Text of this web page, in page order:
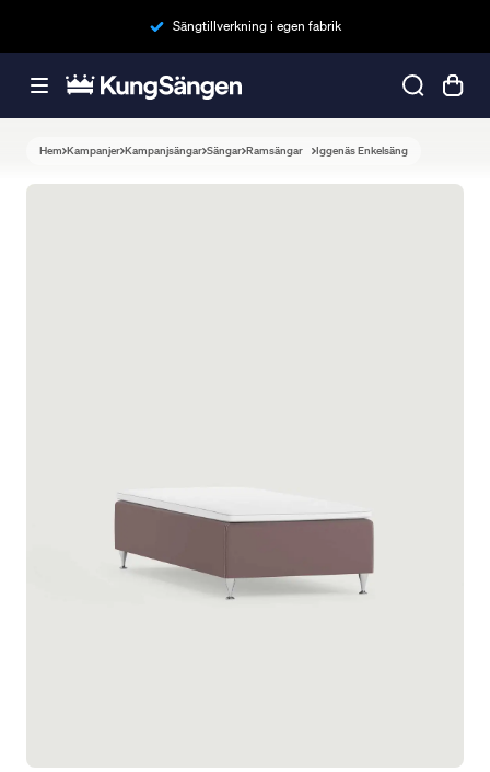
Sängtillverkning i egen fabrik
Hem Kampanjer Kampanjsängar Sängar Ramsängar Iggenäs Enkelsäng